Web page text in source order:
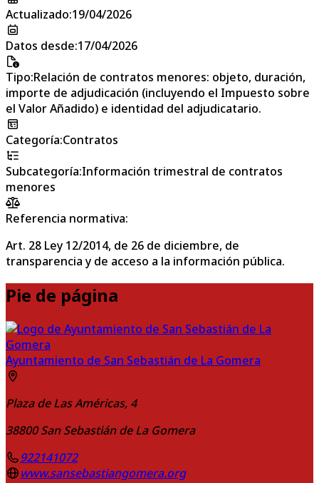
Actualizado:19/04/2026
Datos desde:17/04/2026
Tipo:Relación de contratos menores: objeto, duración,
importe de adjudicación (incluyendo el Impuesto sobre
el Valor Añadido) e identidad del adjudicatario.
Categoría:Contratos
Subcategoría:Información trimestral de contratos
menores
Referencia normativa:
Art. 28 Ley 12/2014, de 26 de diciembre, de
transparencia y de acceso a la información pública.
Pie de página
Ayuntamiento de San Sebastián de La Gomera
Plaza de Las Américas, 4
38800 San Sebastián de La Gomera
922141072
www.sansebastiangomera.org